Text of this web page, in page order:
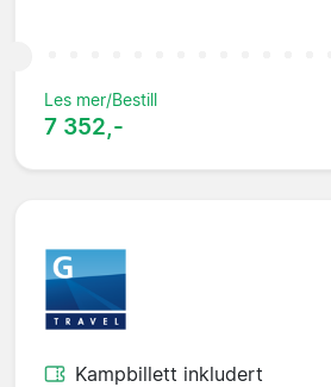
Les mer/Bestill
7 352,-
Kampbillett inkludert